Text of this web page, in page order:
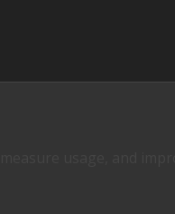
usage, and